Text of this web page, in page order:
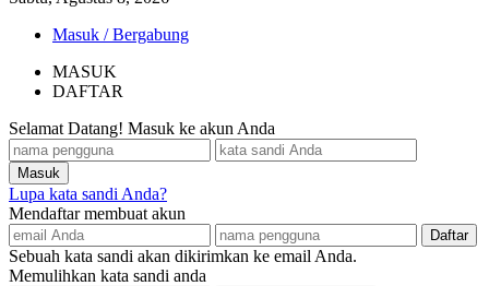
Masuk / Bergabung
MASUK
DAFTAR
Selamat Datang! Masuk ke akun Anda
Lupa kata sandi Anda?
Mendaftar membuat akun
Sebuah kata sandi akan dikirimkan ke email Anda.
Memulihkan kata sandi anda